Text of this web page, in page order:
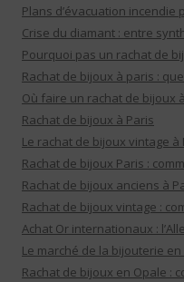
Plans d’évacuation
Crise du diamant : entre
Pourquoi pas un rachat de
Rachat de bijoux à paris :
Où faire un rachat de bijoux
Rachat de bijoux à Paris
Le rachat de bijoux vintage à
Rachat de bijoux Paris :
Rachat de bijoux anciens à
Rachat de bijoux vintage :
Achat Or internationaux :
Le marché de la bijouterie en
Rachat de bijoux en Opale :